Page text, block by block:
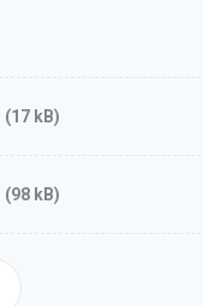
(17 kB)
(98 kB)